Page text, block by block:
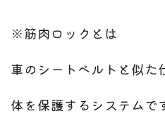
※筋肉ロックとは
車のシートベルトと似た
体を保護するシステムで